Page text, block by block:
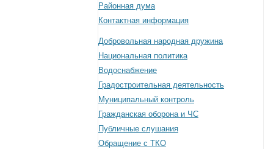
Районная дума
Контактная информация
Добровольная народная дружина
Национальная политика
Водоснабжение
Градостроительная деятельность
Муниципальный контроль
Гражданская оборона и ЧС
Публичные слушания
Обращение с ТКО